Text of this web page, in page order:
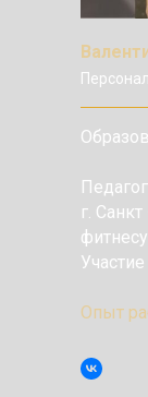
г.
Опыт